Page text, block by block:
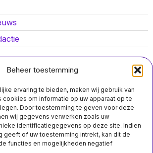
Beheer toestemming
ervaring te bieden, maken wij gebruik van
om informatie op uw apparaat op te
Door toestemming te geven voor deze
wij gegevens verwerken zoals uw
identificatiegegevens op deze site. Indien
geeft of uw toestemming intrekt, kan dit de
functies en mogelijkheden negatief